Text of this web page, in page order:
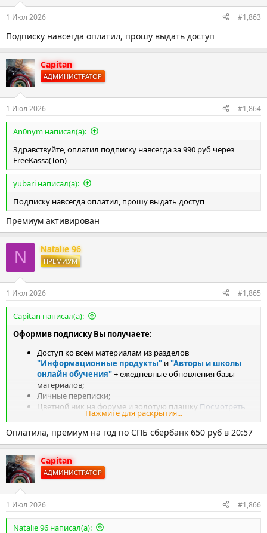
1 Июл 2026 #1,863
Подписку навсегда оплатил, прошу выдать доступ
Capitan
АДМИНИСТРАТОР
1 Июл 2026 #1,864
An0nym написал(а):
Здравствуйте, оплатил подписку навсегда за 990 руб через
FreeKassa(Ton)
yubari написал(а):
Подписку навсегда оплатил, прошу выдать доступ
Премиум активирован
N Natalie 96
ПРЕМИУМ
1 Июл 2026 #1,865
Capitan написал(а):
Оформив подписку Вы получаете:
Доступ ко всем материалам из разделов
"Информационные продукты" и"Авторы и школы
онлайн обучения"+ ежедневные обновления базы
материалов;
Личные переписки;
Цветной ник на форуме и золотую плашку Посмотреть
вложение 5242
Содействие в исправлении нерабочих ссылок;
Возможность получить любой курс с аналогичного
Приоритетный доступ к эксклюзивным материалам
форума;
Доступ в закрытый раздел форума куда перемещаются
материалы на которые поступают жалобы от авторов и
РКН;
Цветной ник на форуме;
КнопкаМне нравится
Нажмите для раскрытия...
Оплатила, премиум на год по СПБ сбербанк 650 руб в 20:57
Capitan
АДМИНИСТРАТОР
1 Июл 2026 #1,866
Natalie 96 написал(а):